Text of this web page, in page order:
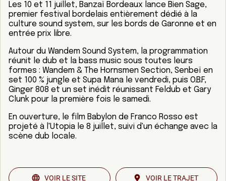
Les 10 et 11 juillet, Banzaï Bordeaux lance Bien Sage,
premier festival bordelais entièrement dédié à la
culture sound system, sur les bords de Garonne et en
entrée prix libre.
Autour du Wandem Sound System, la programmation
réunit le dub et la bass music sous toutes leurs
formes : Wandem & The Hornsmen Section, Senbeï en
set 100 % jungle et Supa Mana le vendredi, puis O.B.F,
Ginger 808 et un set inédit réunissant Feldub et Gary
Clunk pour la première fois le samedi.
En ouverture, le film Babylon de Franco Rosso est
projeté à l'Utopia le 8 juillet, suivi d'un échange avec la
scène dub locale.
VOIR LE SITE VOIR LE TRAJET